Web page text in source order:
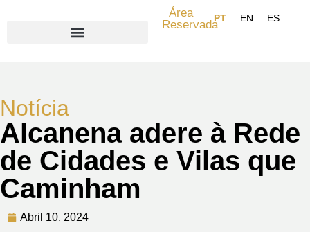
Área
Reservada
Notícia
Alcanena adere à Rede
de Cidades e Vilas que
Caminham
Abril 10, 2024